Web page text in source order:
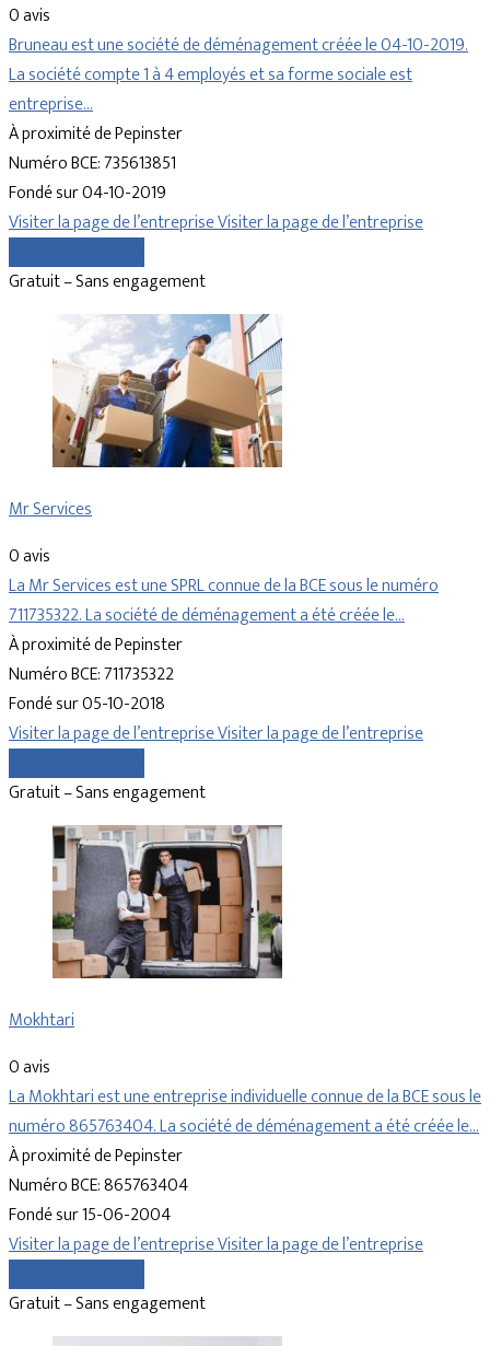
0 avis
Bruneau est une société de déménagement créée le 04-10-2019.
La société compte 1 à 4 employés et sa forme sociale est
entreprise…
À proximité de Pepinster
Numéro BCE: 735613851
Fondé sur 04-10-2019
Visiter la page de l’entrepriseVisiter la page de l’entreprise
Gratuit – Sans engagement
Mr Services
0 avis
La Mr Services est une SPRL connue de la BCE sous le numéro
711735322. La société de déménagement a été créée le…
À proximité de Pepinster
Numéro BCE: 711735322
Fondé sur 05-10-2018
Visiter la page de l’entrepriseVisiter la page de l’entreprise
Gratuit – Sans engagement
Mokhtari
0 avis
La Mokhtari est une entreprise individuelle connue de la BCE sous le
numéro 865763404. La société de déménagement a été créée le…
À proximité de Pepinster
Numéro BCE: 865763404
Fondé sur 15-06-2004
Visiter la page de l’entrepriseVisiter la page de l’entreprise
Gratuit – Sans engagement